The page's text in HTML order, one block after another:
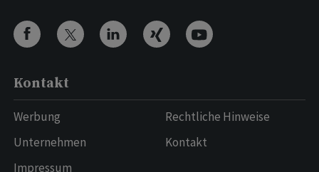
Kontakt
Werbung
Unternehmen
Impressum
Rechtliche Hinweise
Kontakt